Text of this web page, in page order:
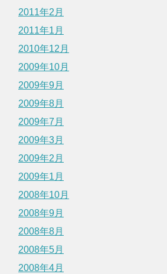
2011年2月
2011年1月
2010年12月
2009年10月
2009年9月
2009年8月
2009年7月
2009年3月
2009年2月
2009年1月
2008年10月
2008年9月
2008年8月
2008年5月
2008年4月